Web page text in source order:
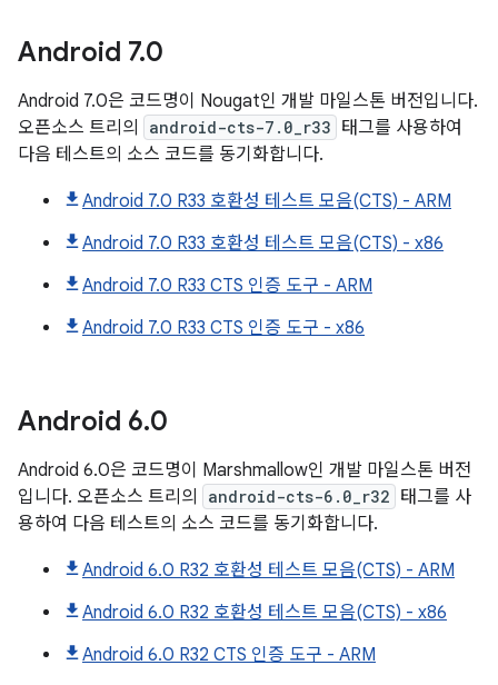
Android 7.0
Android 7.0은 코드명이 Nougat인 개발 마일스톤 버전입니다.
오픈소스 트리의
android-cts-7.0_r33 태그를 사용하여
다음 테스트의 소스 코드를 동기화합니다.
Android 7.0 R33 호환성 테스트 모음(CTS) - ARM
Android 7.0 R33 호환성 테스트 모음(CTS) - x86
Android 7.0 R33 CTS 인증 도구 - ARM
Android 7.0 R33 CTS 인증 도구 - x86
Android 6.0
Android 6.0은 코드명이 Marshmallow인 개발 마일스톤 버전
입니다. 오픈소스 트리의
android-cts-6.0_r32 태그를 사
용하여 다음 테스트의 소스 코드를 동기화합니다.
Android 6.0 R32 호환성 테스트 모음(CTS) - ARM
Android 6.0 R32 호환성 테스트 모음(CTS) - x86
Android 6.0 R32 CTS 인증 도구 - ARM